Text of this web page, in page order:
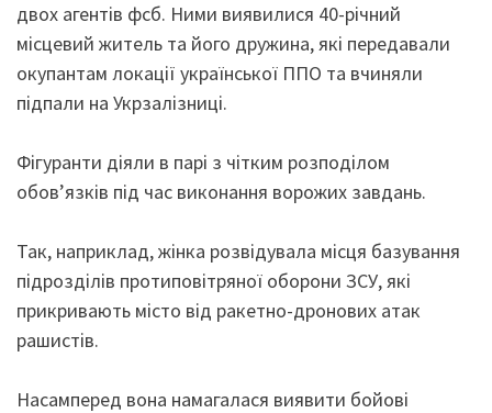
двох агентів фсб. Ними виявилися 40-річний
місцевий житель та його дружина, які передавали
окупантам локації української ППО та вчиняли
підпали на Укрзалізниці.
Фігуранти діяли в парі з чітким розподілом
обов’язків під час виконання ворожих завдань.
Так, наприклад, жінка розвідувала місця базування
підрозділів протиповітряної оборони ЗСУ, які
прикривають місто від ракетно-дронових атак
рашистів.
Насамперед вона намагалася виявити бойові